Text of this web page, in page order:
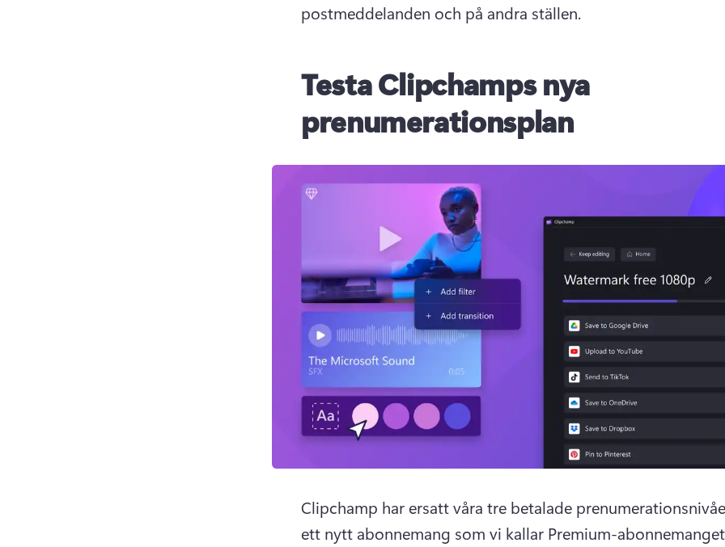
postmeddelanden och på andra ställen.
Testa Clipchamps nya
prenumerationsplan
Clipchamp har ersatt våra tre betalade
ett nytt abonnemang som vi kallar Premium-